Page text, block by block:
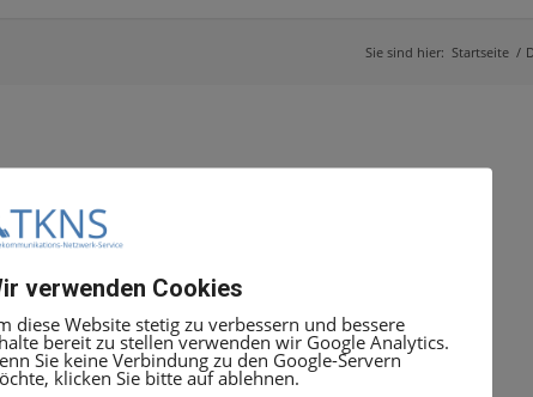
Sie sind hier: Startseite /
verwenden Cookies
diese Website stetig zu verbessern und bessere
bereit zu stellen verwenden wir Google Analytics.
Sie keine Verbindung zu den Google-Servern
klicken Sie bitte auf ablehnen.